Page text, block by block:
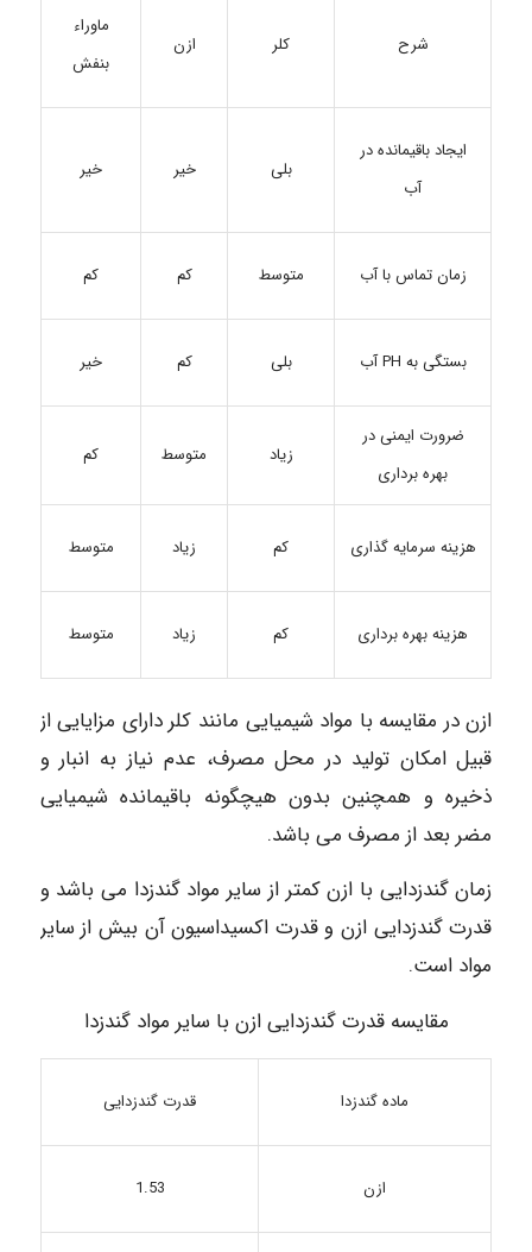
شرح کلر ازن
ماوراء
بنفش
ایجاد باقیمانده در
آب
بلی خیر خیر
زمان تماس با آب متوسط کم کم
بستگی به PH آب بلی کم خیر
ضرورت ایمنی در
بهره برداری
زیاد متوسط کم
هزینه سرمایه گذاری کم زیاد متوسط
هزینه بهره برداری کم زیاد متوسط
ازن در مقایسه با مواد شیمیایی مانند کلر دارای مزایایی از
قبیل امکان تولید در محل مصرف، عدم نیاز به انبار و
ذخیره و همچنین بدون هیچگونه باقیمانده شیمیایی
مضر بعد از مصرف می باشد.
زمان گندزدایی با ازن کمتر از سایر مواد گندزدا می باشد و
قدرت گندزدایی ازن و قدرت اکسیداسیون آن بیش از سایر
مواد است.
مقایسه قدرت گندزدایی ازن با سایر مواد گندزدا
ماده گندزدا قدرت گندزدایی
ازن 1.53